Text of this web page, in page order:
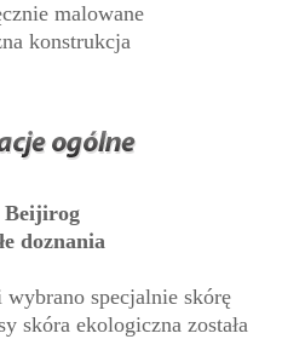
malowane
konstrukcja
Beijirog
doznania
specjalnie skórę
skóra ekologiczna została